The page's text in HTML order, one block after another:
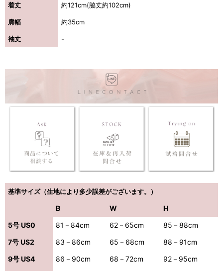
着丈 約121cm(脇丈約102cm)
肩幅 約35cm
袖丈 -
基準サイズ（生地により多少誤差がございます。）
B W
H
5号 US0
81－84cm 62－65cm
85－88cm
7号 US2
83－86cm 65－68cm
88－91cm
9号 US4
86－90cm 68－72cm
92－95cm
エレガンスをひとさじー
エット。 夏の視線を独り占めする「夏の主役ラップロングドレス」